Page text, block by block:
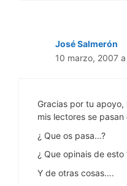
José Salmerón
10 marzo, 2007
Gracias por tu
mis lectores se
¿ Que os pasa…?
¿ Que opinais de esto
Y de otras cosas….